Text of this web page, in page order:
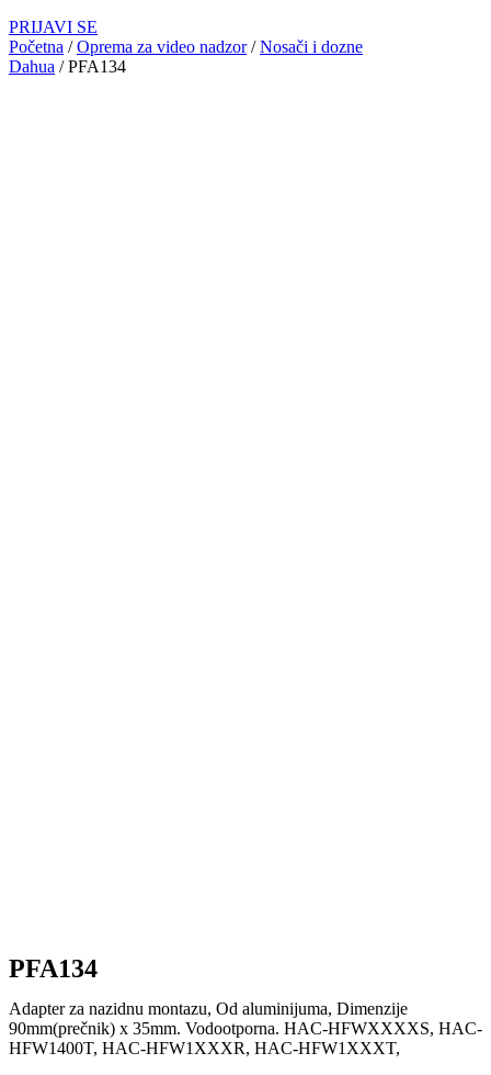
PRIJAVI SE
Početna /Oprema za video nadzor/Nosači i dozne
Dahua / PFA134
PFA134
Adapter za nazidnu montazu, Od aluminijuma, Dimenzije
90mm(prečnik) x 35mm. Vodootporna. HAC-HFWXXXXS, HAC-
HFW1400T, HAC-HFW1XXXR, HAC-HFW1XXXT,